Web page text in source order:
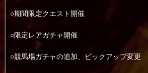
○期間限定クエスト開催
○限定レアガチャ開催
○競馬場ガチャの追加、ピックアップ変更